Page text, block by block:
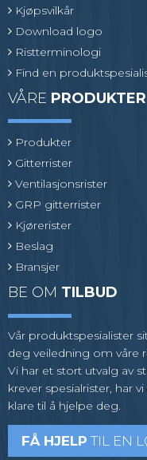
Kjøpsvilkår
Download logo
Ristterminologi
Find en
VÅRE PRODUKTER
Produkter
Gitterrister
Ventilasjonsrister
GRP gitterrister
Kjørerister
Beslag
Bransjer
BE OM TILBUD
Vår produktspesialister
deg veiledning om våre
Vi har et stort utvalg av
krever spesialrister, har
klare til å hjelpe deg.
FÅ HJELP TIL EN